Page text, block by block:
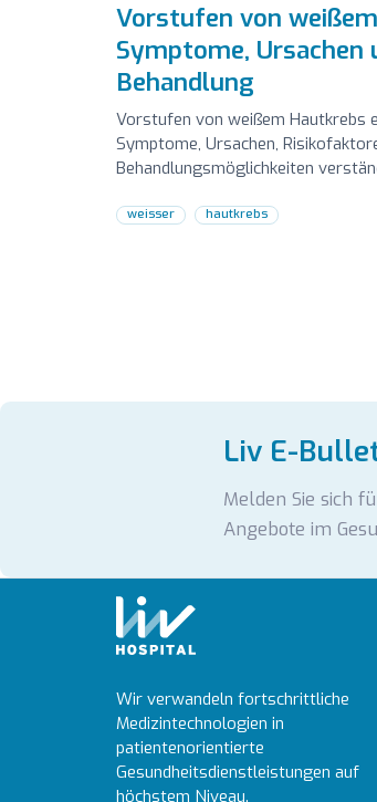
Vorstufen von
Symptome, Ursachen
Behandlung
Vorstufen von weißem Hautkrebs
Symptome, Ursachen,
Behandlungsmöglichkeiten
weisser hautkrebs
Liv E-
Melden Sie sich
Angebote im
Wir verwandeln fortschrittliche
Medizintechnologien in
patientenorientierte
Gesundheitsdienstleistungen auf
höchstem Niveau.